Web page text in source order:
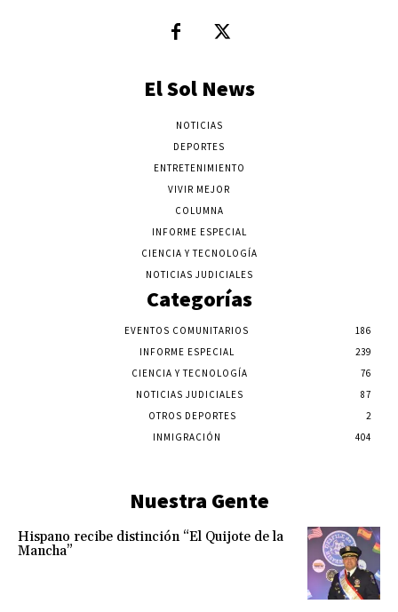
El Sol News
NOTICIAS
DEPORTES
ENTRETENIMIENTO
VIVIR MEJOR
COLUMNA
INFORME ESPECIAL
CIENCIA Y TECNOLOGÍA
NOTICIAS JUDICIALES
Categorías
EVENTOS COMUNITARIOS
186
INFORME ESPECIAL
239
CIENCIA Y TECNOLOGÍA
76
NOTICIAS JUDICIALES
87
OTROS DEPORTES
2
INMIGRACIÓN
404
Nuestra Gente
Hispano recibe distinción “El Quijote de la
Mancha”